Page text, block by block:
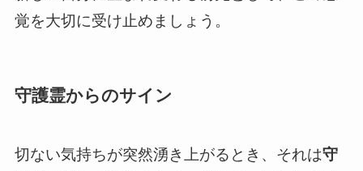
覚を大切に受け止めましょう。
守護霊からのサイン
切ない気持ちが突然湧き上がるとき、それは守